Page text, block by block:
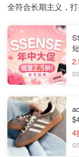
全符合长期主义，
4